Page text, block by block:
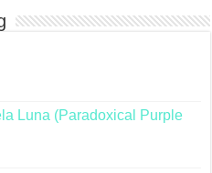
Luna (Paradoxical Purple